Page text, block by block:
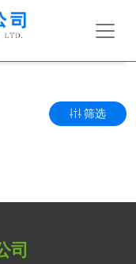
筛选
司